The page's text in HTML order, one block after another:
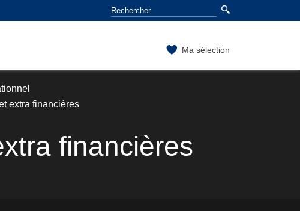
Ma sélection
extra financières
financières